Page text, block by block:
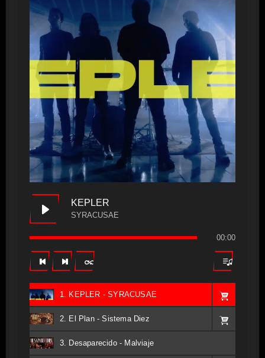
KEPLER
SYRACUSAE
00:00
1. KEPLER - SYRACUSAE
2. El Plan - Sistema Diez
3. Desaparecido - Malviaje